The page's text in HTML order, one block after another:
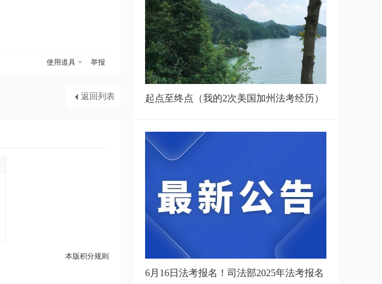
使用道具 举报
返回列表
本版积分规则
起点至终点（我的2次美国加州法考经历）
6月16日法考报名！司法部2025年法考报名